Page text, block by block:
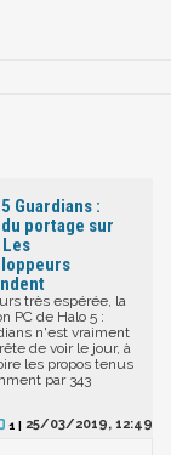
5 Guardians :
portage sur
Les
très espérée, la
PC de Halo 5 :
n'est vraiment
de voir le jour, à
les propos tenus
par 343
1 | 25/03/2019, 12:49